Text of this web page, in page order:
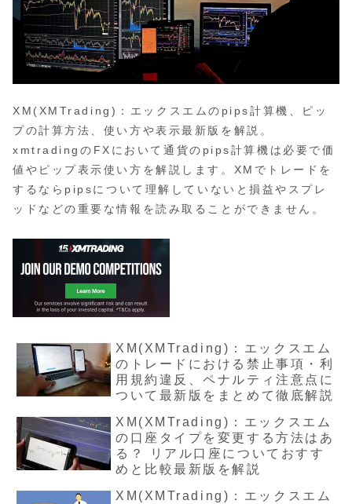
XM(XMTrading)：エックスエムのpips計算機、ピッ
プの計算方法、使い方や表示最新版を解説。
xmtradingのFXにおいて通貨のpips計算機は必要で価
値やピップ表示使い方を解説します。XMでトレードを
するならpipsについて理解していないと損益やスプレ
ッドなどの重要な情報を読み取ることができません。
XM(XMTrading)：エックスエム
のトレードにおける禁止事項・利
用規約違反、ペナルティ注意点に
ついて最新版をまとめて徹底解説
XM(XMTrading)：エックスエム
の口座タイプを変更する方法はあ
る？ リアル口座についておすす
めと比較最新版を解説
XM(XMTrading)：エックスエム